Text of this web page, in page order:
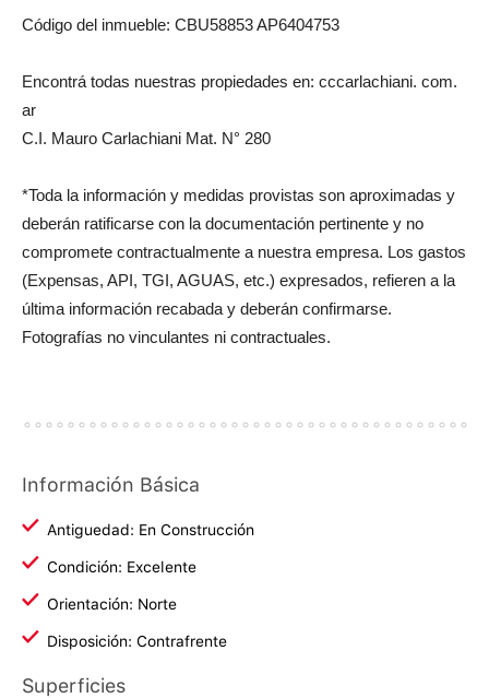
Código del inmueble: CBU58853 AP6404753
Encontrá todas nuestras propiedades en: cccarlachiani. com.
ar
C.I. Mauro Carlachiani Mat. N° 280
*Toda la información y medidas provistas son aproximadas y
deberán ratificarse con la documentación pertinente y no
compromete contractualmente a nuestra empresa. Los gastos
(Expensas, API, TGI, AGUAS, etc.) expresados, refieren a la
última información recabada y deberán confirmarse.
Fotografías no vinculantes ni contractuales.
Información Básica
Antiguedad: En Construcción
Condición: Excelente
Orientación: Norte
Disposición: Contrafrente
Superficies